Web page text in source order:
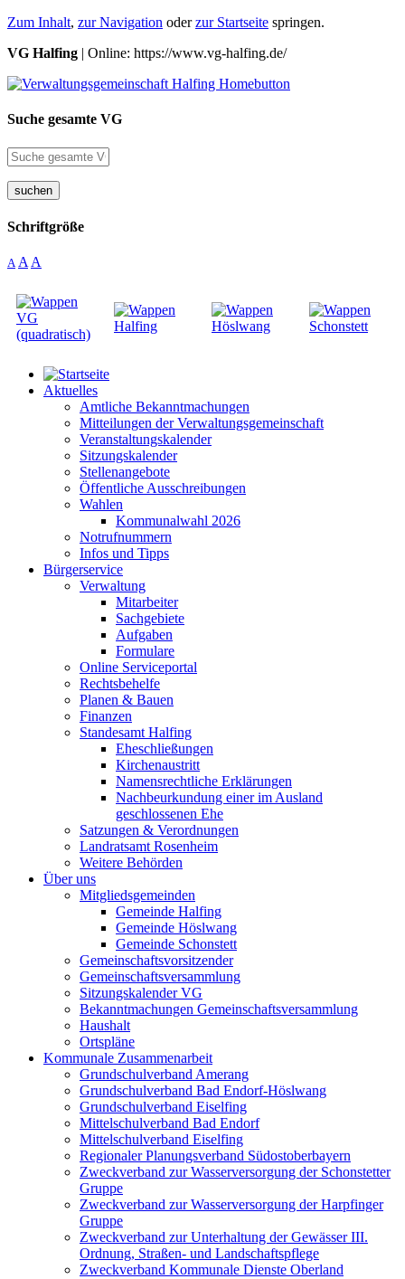
Zum Inhalt, zur Navigation oderzur Startseite springen.
VG Halfing | Online: https://www.vg-halfing.de/
Suche gesamte VG
suchen
Schriftgröße
A A A
Aktuelles
Amtliche Bekanntmachungen
Mitteilungen der Verwaltungsgemeinschaft
Veranstaltungskalender
Sitzungskalender
Stellenangebote
Öffentliche Ausschreibungen
Wahlen
Kommunalwahl 2026
Notrufnummern
Infos und Tipps
Bürgerservice
Verwaltung
Mitarbeiter
Sachgebiete
Aufgaben
Formulare
Online Serviceportal
Rechtsbehelfe
Planen & Bauen
Finanzen
Standesamt Halfing
Eheschließungen
Kirchenaustritt
Namensrechtliche Erklärungen
Nachbeurkundung einer im Ausland
geschlossenen Ehe
Satzungen & Verordnungen
Landratsamt Rosenheim
Weitere Behörden
Über uns
Mitgliedsgemeinden
Gemeinde Halfing
Gemeinde Höslwang
Gemeinde Schonstett
Gemeinschaftsvorsitzender
Gemeinschaftsversammlung
Sitzungskalender VG
Bekanntmachungen Gemeinschaftsversammlung
Haushalt
Ortspläne
Kommunale Zusammenarbeit
Grundschulverband Amerang
Grundschulverband Bad Endorf-Höslwang
Grundschulverband Eiselfing
Mittelschulverband Bad Endorf
Mittelschulverband Eiselfing
Regionaler Planungsverband Südostoberbayern
Zweckverband zur Wasserversorgung der Schonstetter
Gruppe
Zweckverband zur Wasserversorgung der Harpfinger
Gruppe
Zweckverband zur Unterhaltung der Gewässer III.
Ordnung, Straßen- und Landschaftspflege
Zweckverband Kommunale Dienste Oberland